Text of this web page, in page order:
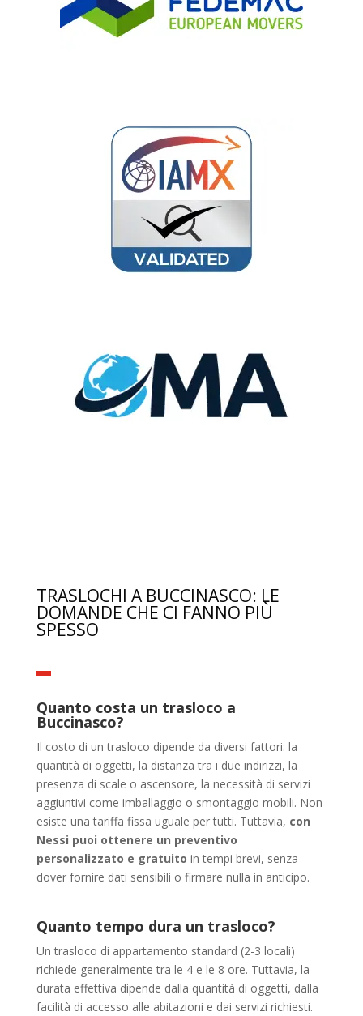
TRASLOCHI A BUCCINASCO: LE
DOMANDE CHE CI FANNO PIÙ
SPESSO
Quanto costa un trasloco a
Buccinasco?
Il costo di un trasloco dipende da diversi fattori: la
quantità di oggetti, la distanza tra i due indirizzi, la
presenza di scale o ascensore, la necessità di servizi
aggiuntivi come imballaggio o smontaggio mobili. Non
esiste una tariffa fissa uguale per tutti. Tuttavia, con
Nessi puoi ottenere un preventivo
personalizzato e gratuito in tempi brevi, senza
dover fornire dati sensibili o firmare nulla in anticipo.
Quanto tempo dura un trasloco?
Un trasloco di appartamento standard (2-3 locali)
richiede generalmente tra le 4 e le 8 ore. Tuttavia, la
durata effettiva dipende dalla quantità di oggetti, dalla
facilità di accesso alle abitazioni e dai servizi richiesti.